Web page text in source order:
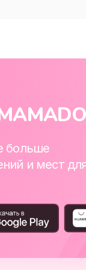
больше
и мест